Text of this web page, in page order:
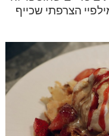
הצרפתי שכייף